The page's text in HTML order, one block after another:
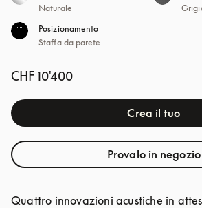
Naturale
Posizionamento
Staffa da parete
CHF 10'400
Crea il tuo
Provalo in negozio
Quattro innovazioni acustiche in